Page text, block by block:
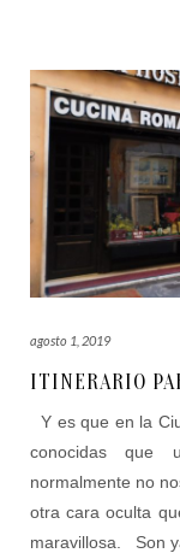
agosto 1, 2019
ITINERARIO
Y es que en la
conocidas que
normalmente no
otra cara oculta
maravillosa. Son